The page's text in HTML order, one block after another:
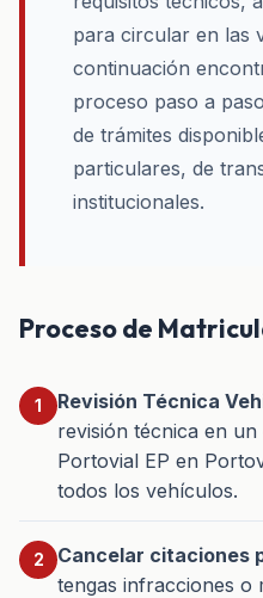
para circular en las
continuación
proceso paso a
de trámites
particulares, de
institucionales.
Proceso de
Revisión Técnica
revisión técnica en
Portovial EP en
todos los vehículos.
Cancelar citaciones
tengas infracciones o